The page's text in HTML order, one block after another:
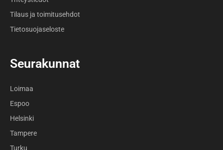
Tilaus ja toimitusehdot
Tietosuojaseloste
Seurakunnat
Loimaa
Espoo
Helsinki
Tampere
Turku